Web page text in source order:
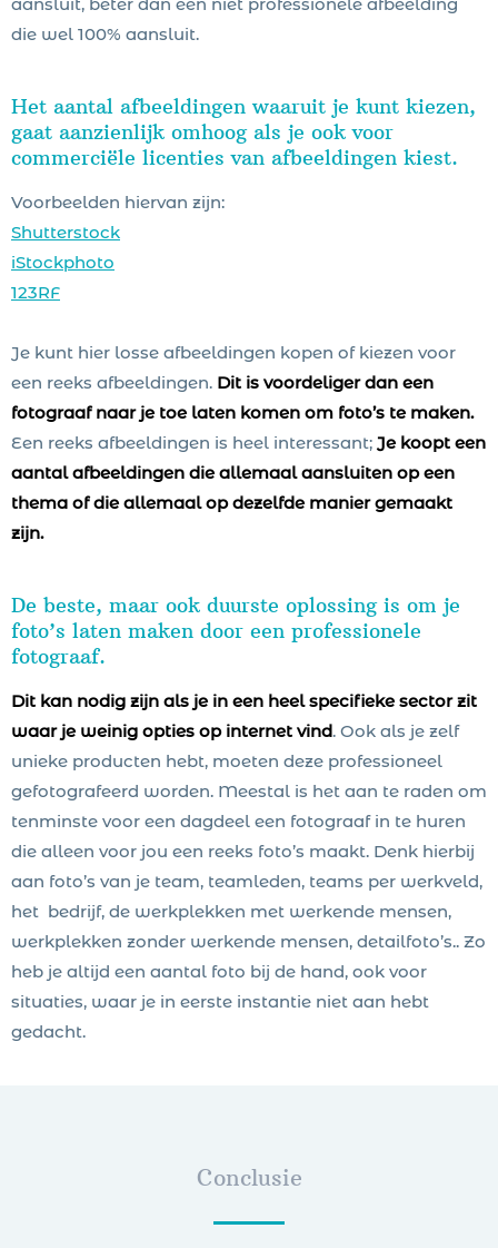
aansluit, beter dan een niet professionele afbeelding
die wel 100% aansluit.
Het aantal afbeeldingen waaruit je kunt kiezen,
gaat aanzienlijk omhoog als je ook voor
commerciële licenties van afbeeldingen kiest.
Voorbeelden hiervan zijn:
Shutterstock
iStockphoto
123RF
Je kunt hier losse afbeeldingen kopen of kiezen voor
een reeks afbeeldingen. Dit is voordeliger dan een
fotograaf naar je toe laten komen om foto’s te maken.
Een reeks afbeeldingen is heel interessant; Je koopt een
aantal afbeeldingen die allemaal aansluiten op een
thema of die allemaal op dezelfde manier gemaakt
zijn.
De beste, maar ook duurste oplossing is om je
foto’s laten maken door een professionele
fotograaf.
Dit kan nodig zijn als je in een heel specifieke sector zit
waar je weinig opties op internet vind. Ook als je zelf
unieke producten hebt, moeten deze professioneel
gefotografeerd worden. Meestal is het aan te raden om
tenminste voor een dagdeel een fotograaf in te huren
die alleen voor jou een reeks foto’s maakt. Denk hierbij
aan foto’s van je team, teamleden, teams per werkveld,
het bedrijf, de werkplekken met werkende mensen,
werkplekken zonder werkende mensen, detailfoto’s.. Zo
heb je altijd een aantal foto bij de hand, ook voor
situaties, waar je in eerste instantie niet aan hebt
gedacht.
Conclusie